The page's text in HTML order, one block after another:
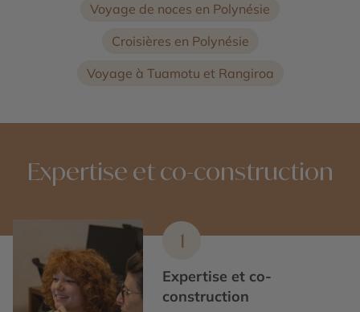
Voyage de noces en Polynésie
Croisières en Polynésie
Voyage à Tuamotu et Rangiroa
Expertise et co-construction
1
Expertise et co-
construction